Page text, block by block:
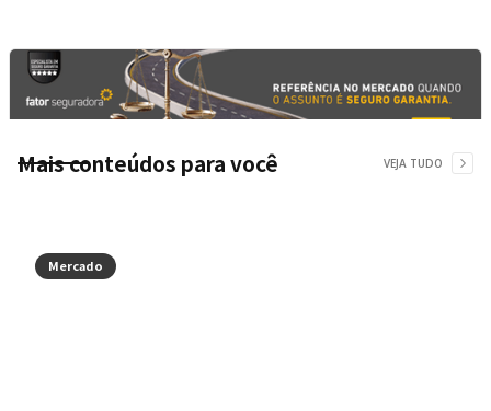
Mais conteúdos para você VEJA TUDO
Mercado